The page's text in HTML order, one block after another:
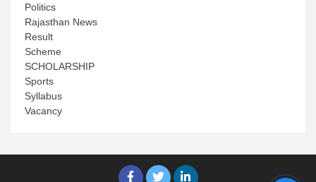
Politics
Rajasthan News
Result
Scheme
SCHOLARSHIP
Sports
Syllabus
Vacancy